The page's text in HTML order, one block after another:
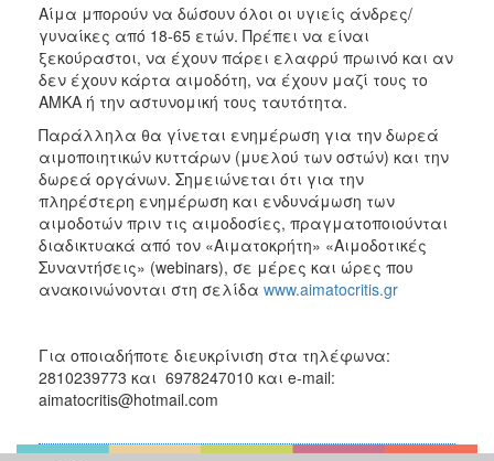
Αίμα μπορούν να δώσουν όλοι οι υγιείς άνδρες/
γυναίκες από 18-65 ετών. Πρέπει να είναι
ξεκούραστοι, να έχουν πάρει ελαφρύ πρωινό και αν
δεν έχουν κάρτα αιμοδότη, να έχουν μαζί τους το
ΑΜΚΑ ή την αστυνομική τους ταυτότητα.
Παράλληλα θα γίνεται ενημέρωση για την δωρεά
αιμοποιητικών κυττάρων (μυελού των οστών) και την
δωρεά οργάνων. Σημειώνεται ότι για την
πληρέστερη ενημέρωση και ενδυνάμωση των
αιμοδοτών πριν τις αιμοδοσίες, πραγματοποιούνται
διαδικτυακά από τον «Αιματοκρήτη» «Αιμοδοτικές
Συναντήσεις» (webinars), σε μέρες και ώρες που
ανακοινώνονται στη σελίδα www.aimatocritis.gr
Για οποιαδήποτε διευκρίνιση στα τηλέφωνα:
2810239773 και 6978247010 και e-mail:
aimatocritis@hotmail.com